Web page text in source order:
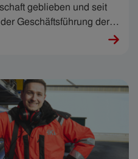
geblieben und seit
Geschäftsführung der